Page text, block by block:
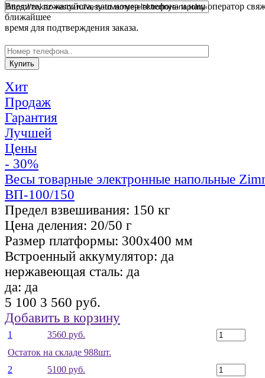
Введите, пожалуйста, ваш номер телефона и наш оператор
ближайшее
время для подтверждения заказа.
Хит
Продаж
Гарантия
Лучшей
Цены
- 30%
Весы товарные электронные напольные
ВП-100/150
Предел взвешивания: 150 кг
Цена деления: 20/50 г
Размер платформы: 300х400 мм
Встроенный аккумулятор: да
нержавеющая сталь: да
да: да
5 100 3 560 руб.
Добавить в корзину
1
3560 руб.
Остаток на складе 988шт.
2
5100 руб.